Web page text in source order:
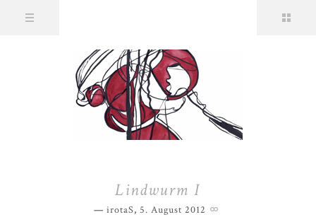
Lindwurm I
irotaS, 5. August 2012